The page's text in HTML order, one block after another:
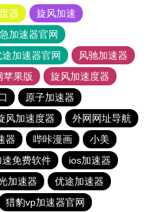
器
旋风加速
加速器官网
途加速器官网
风驰加速器
苹果版
旋风加速度器
原子加速器
风加速度器
外网网址导航
器 哔咔漫画
小美
免费软件
ios加速器
加速器
优途加速器
猎豹vp加速器官网